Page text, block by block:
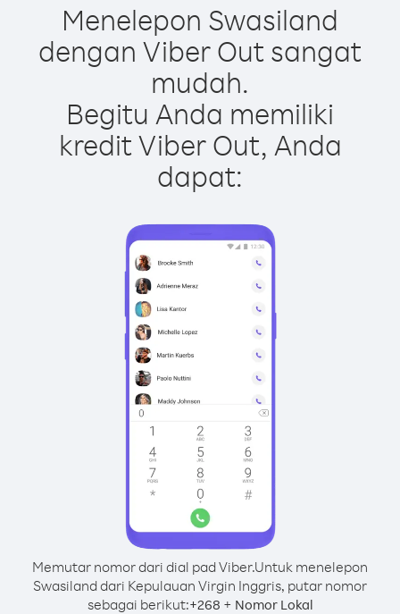
Menelepon Swasiland
dengan Viber Out sangat
mudah.
Begitu Anda memiliki
kredit Viber Out, Anda
dapat:
Memutar nomor dari dial pad Viber.Untuk menelepon
Swasiland dari Kepulauan Virgin Inggris, putar nomor
sebagai berikut:+268 + Nomor Lokal